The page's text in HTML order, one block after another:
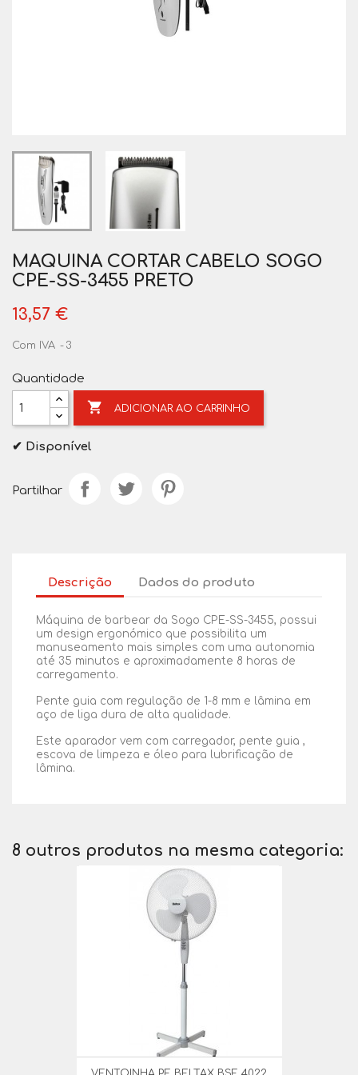
MAQUINA CORTAR CABELO SOGO
CPE-SS-3455 PRETO
13,57 €
Com IVA 3
Quantidade
 ADICIONAR AO CARRINHO
✔ Disponível
Partilhar
Descrição Dados do produto
Máquina de barbear da Sogo CPE-SS-3455, possui
um design ergonómico que possibilita um
manuseamento mais simples com uma autonomia
até 35 minutos e aproximadamente 8 horas de
carregamento.
Pente guia com regulação de 1-8 mm e lâmina em
aço de liga dura de alta qualidade.
Este aparador vem com carregador, pente guia ,
escova de limpeza e óleo para lubrificação de
lâmina.
8 outros produtos na mesma categoria: